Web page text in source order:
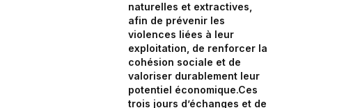
naturelles et extractives,
afin de prévenir les
violences liées à leur
exploitation, de renforcer la
cohésion sociale et de
valoriser durablement leur
potentiel économique.Ces
trois jours d’échanges et de